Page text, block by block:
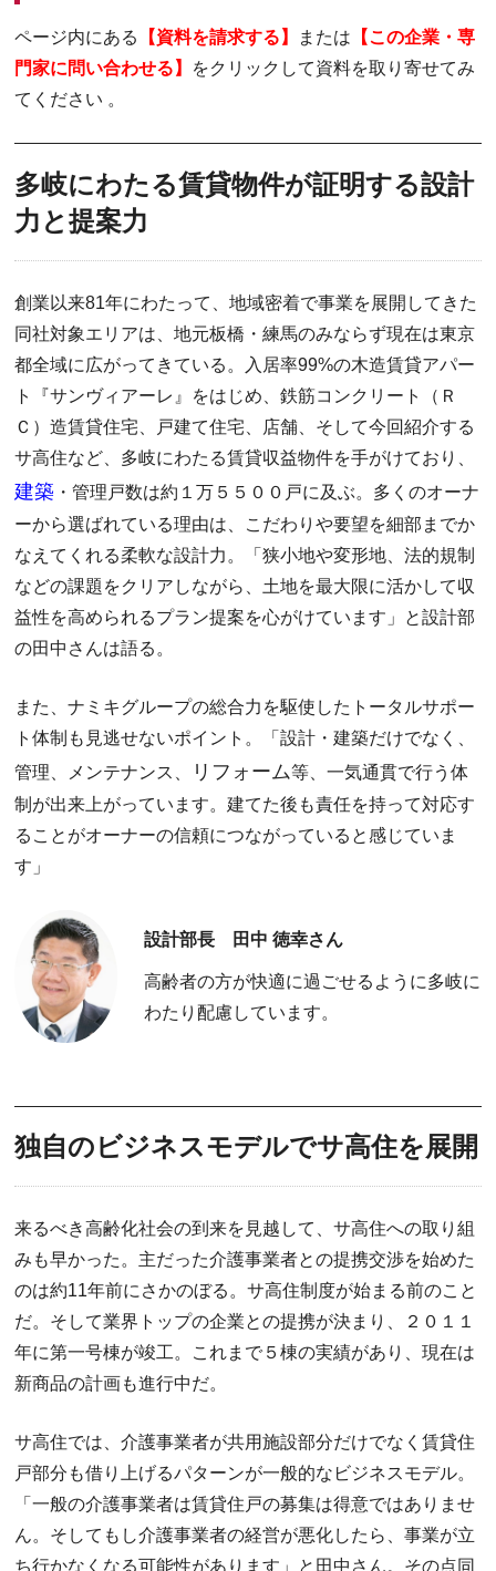
ページ内にある 【資料を請求する】 または 【この企業・専
門家に問い合わせる】 をクリックして資料を取り寄せてみ
てください 。
多岐にわたる賃貸物件が証明する設計
力と提案力
創業以来81年にわたって、地域密着で事業を展開してきた
同社対象エリアは、地元板橋・練馬のみならず現在は東京
都全域に広がってきている。入居率99%の木造賃貸アパー
ト『サンヴィアーレ』をはじめ、鉄筋コンクリート（Ｒ
Ｃ）造賃貸住宅、戸建て住宅、店舗、そして今回紹介する
サ高住など、多岐にわたる賃貸収益物件を手がけており、
建築 ・管理戸数は約１万５５００戸に及ぶ。多くのオーナ
ーから選ばれている理由は、こだわりや要望を細部までか
なえてくれる柔軟な設計力。「狭小地や変形地、法的規制
などの課題をクリアしながら、土地を最大限に活かして収
益性を高められるプラン提案を心がけています」と設計部
の田中さんは語る。
また、ナミキグループの総合力を駆使したトータルサポー
ト体制も見逃せないポイント。「設計・建築だけでなく、
管理、メンテナンス、
リフォーム等、一気通貫で行う体
制が出来上がっています。建てた後も責任を持って対応す
ることがオーナーの信頼につながっていると感じていま
す」
設計部長 田中 徳幸さん
高齢者の方が快適に過ごせるように多岐に
わたり配慮しています。
独自のビジネスモデルでサ高住を展開
来るべき高齢化社会の到来を見越して、サ高住への取り組
みも早かった。主だった介護事業者との提携交渉を始めた
のは約11年前にさかのぼる。サ高住制度が始まる前のこと
だ。そして業界トップの企業との提携が決まり、２０１１
年に第一号棟が竣工。これまで５棟の実績があり、現在は
新商品の計画も進行中だ。
サ高住では、介護事業者が共用施設部分だけでなく賃貸住
戸部分も借り上げるパターンが一般的なビジネスモデル。
「一般の介護事業者は賃貸住戸の募集は得意ではありませ
ん。そしてもし介護事業者の経営が悪化したら、事業が立
ち行かなくなる可能性があります」と田中さん。その点同